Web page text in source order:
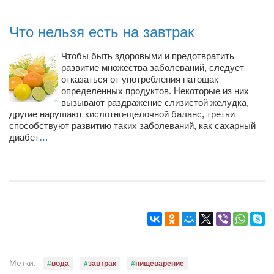
Художники
Анна Гидора
Леонтий Костур
Римма Миленкова
Ирина Проценко
Что нельзя есть на завтрак
Чтобы быть здоровыми и предотвратить
развитие множества заболеваний, следует
отказаться от употребления натощак
определенных продуктов. Некоторые из них
вызывают раздражение слизистой желудка,
другие нарушают кислотно-щелочной баланс, третьи
способствуют развитию таких заболеваний, как сахарный
диабет…
Метки: вода завтрак пищеварение